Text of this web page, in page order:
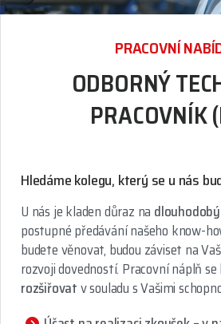
PRACOVNÍ
ODBORNÝ
PRACOVNÍK
Hledáme kolegu, který se u nás
U nás je kladen důraz na
postupné předávání našeho know-
budete věnovat, budou záviset na
rozvoji dovedností. Pracovní náplň se
rozšiřovatv souladu s Vašimi